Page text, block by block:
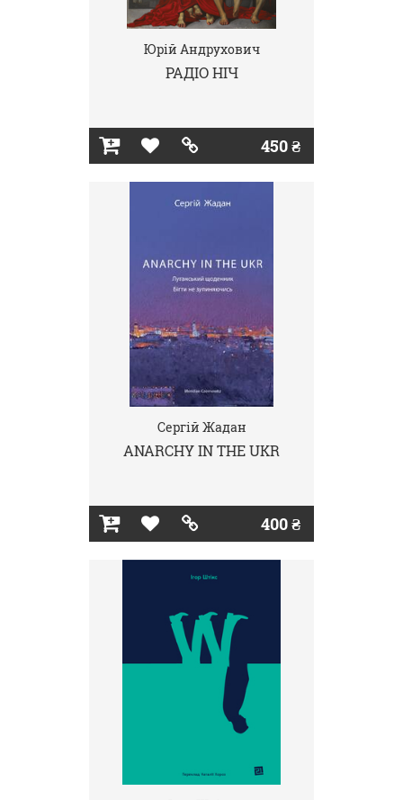
Юрій Андрухович
РАДІО НІЧ
450 ₴
Сергій Жадан
ANARCHY IN THE UKR
400 ₴